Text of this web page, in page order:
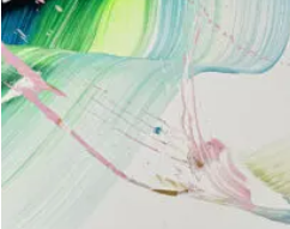
Le style artistique de Schizas se
abstrait, du surréalisme et du
émaner d'un royaume magique,
apportant une touche
comme une figure influente de
son style distinctif a défini sa
peintures continuent d'attirer les
avec laquelle Schizas capture